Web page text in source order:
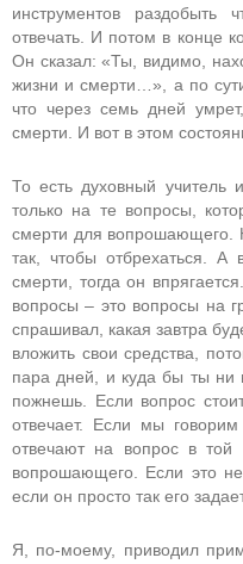
инструментов раздобыть
отвечать. И потом в конце
Он сказал: «Ты, видимо,
жизни и смерти…», а по
что через семь дней
смерти. И вот в этом
То есть духовный учитель
только на те вопросы,
смерти для вопрошающего.
так, чтобы отбрехаться. А
смерти, тогда он
вопросы – это вопросы на
спрашивал, какая завтра
вложить свои средства,
пара дней, и куда бы ты ни
пожнешь. Если вопрос
отвечает. Если мы
отвечают на вопрос в той
вопрошающего. Если это
если он просто так его
Я, по-моему, приводил